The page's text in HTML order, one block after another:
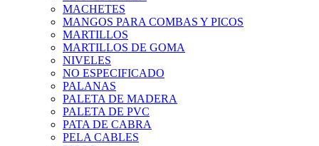
MACHETES
MANGOS PARA COMBAS Y PICOS
MARTILLOS
MARTILLOS DE GOMA
NIVELES
NO ESPECIFICADO
PALANAS
PALETA DE MADERA
PALETA DE PVC
PATA DE CABRA
PELA CABLES